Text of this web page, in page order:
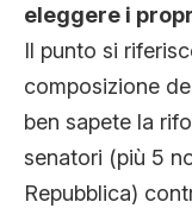
eleggere i
Il punto si
composizione
ben sapete la
senatori (più 5
Repubblica)